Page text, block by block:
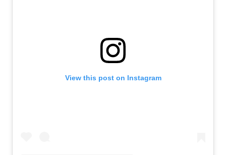
View this post on Instagram